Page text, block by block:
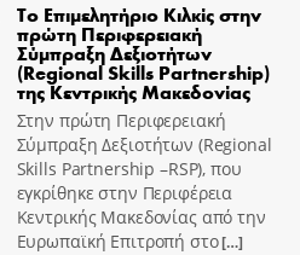
Το Επιμελητήριο Κιλκίς στην
πρώτη Περιφερειακή
Σύμπραξη Δεξιοτήτων
(Regional Skills Partnership)
της Κεντρικής Μακεδονίας
Στην πρώτη Περιφερειακή
Σύμπραξη Δεξιοτήτων (Regional
Skills Partnership –RSP), που
εγκρίθηκε στην Περιφέρεια
Κεντρικής Μακεδονίας από την
Ευρωπαϊκή Επιτροπή στο[…]